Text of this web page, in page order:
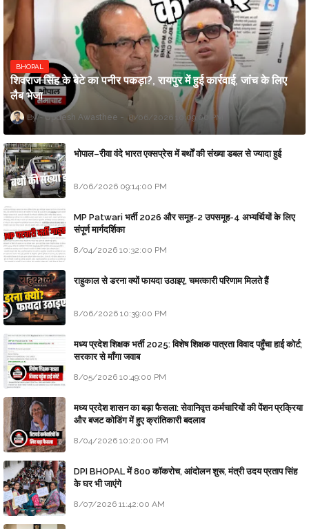
BHOPAL
शिवराज सिंह के बेटे का पनीर पकड़ा?, रायपुर में हुई कार्रवाई, जांच के लिए
लैब भेजा
Updesh Awasthee 8/06/2026 10:09:00 PM
भोपाल–रीवा वंदे भारत एक्सप्रेस में बर्थों की संख्या डबल से ज्यादा हुई
8/06/2026 09:14:00 PM
MP Patwari भर्ती 2026 और समूह-2 उपसमूह-4 अभ्यर्थियों के लिए
संपूर्ण मार्गदर्शिका
8/04/2026 10:32:00 PM
राहुकाल से डरना क्यों फायदा उठाइए, चमत्कारी परिणाम मिलते हैं
8/06/2026 10:39:00 PM
मध्य प्रदेश शिक्षक भर्ती 2025: विशेष शिक्षक पात्रता विवाद पहुँचा हाई कोर्ट;
सरकार से माँगा जवाब
8/05/2026 10:49:00 PM
मध्य प्रदेश शासन का बड़ा फैसला: सेवानिवृत्त कर्मचारियों की पेंशन प्रक्रिया
और बजट कोडिंग में हुए क्रांतिकारी बदलाव
8/04/2026 10:20:00 PM
DPI BHOPAL में 800 कॉकरोच, आंदोलन शुरू, मंत्री उदय प्रताप सिंह
के घर भी जाएंगे
8/07/2026 11:42:00 AM